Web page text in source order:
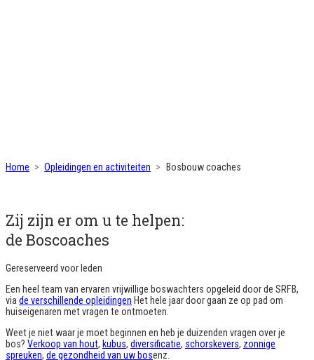
Home Opleidingen en activiteiten Bosbouw coaches
Zij zijn er om u te helpen:
de Boscoaches
Gereserveerd voor leden
Een heel team van ervaren vrijwillige boswachters opgeleid door de SRFB,
via de verschillende opleidingen Het hele jaar door gaan ze op pad om
huiseigenaren met vragen te ontmoeten.
Weet je niet waar je moet beginnen en heb je duizenden vragen over je
bos? Verkoop van hout, kubus, diversificatie, schorskevers, zonnige
spreuken, de gezondheid van uw bosenz.